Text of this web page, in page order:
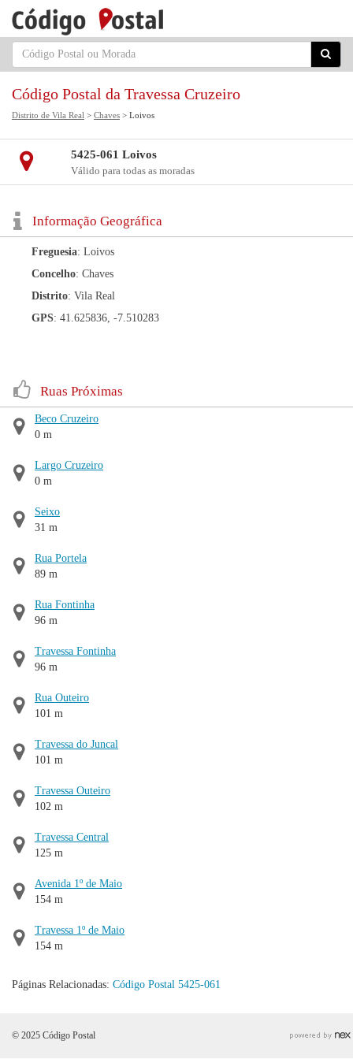
Código Postal da Travessa Cruzeiro
Distrito de Vila Real > Chaves > Loivos
5425-061 Loivos
Válido para todas as moradas
Informação Geográfica
Freguesia: Loivos
Concelho: Chaves
Distrito: Vila Real
GPS: 41.625836, -7.510283
Ruas Próximas
Beco Cruzeiro
0 m
Largo Cruzeiro
0 m
Seixo
31 m
Rua Portela
89 m
Rua Fontinha
96 m
Travessa Fontinha
96 m
Rua Outeiro
101 m
Travessa do Juncal
101 m
Travessa Outeiro
102 m
Travessa Central
125 m
Avenida 1º de Maio
154 m
Travessa 1º de Maio
154 m
Páginas Relacionadas: Código Postal 5425-061
© 2025 Código Postal